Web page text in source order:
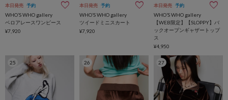
本日発売 予約
WHO’S WHO gallery
ベロアレースワンピース
¥7,920
本日発売 予約
WHO’S WHO gallery
ツイードミニスカート
¥7,920
本日発売 予約
WHO’S WHO gallery
【WEB限定】【SLOPPY】バ
ックオープンギャザートップ
ス
¥4,950
25 26 27